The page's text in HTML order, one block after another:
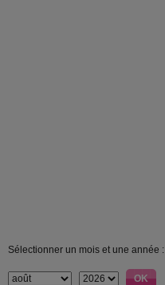
Sélectionner un mois et une année :